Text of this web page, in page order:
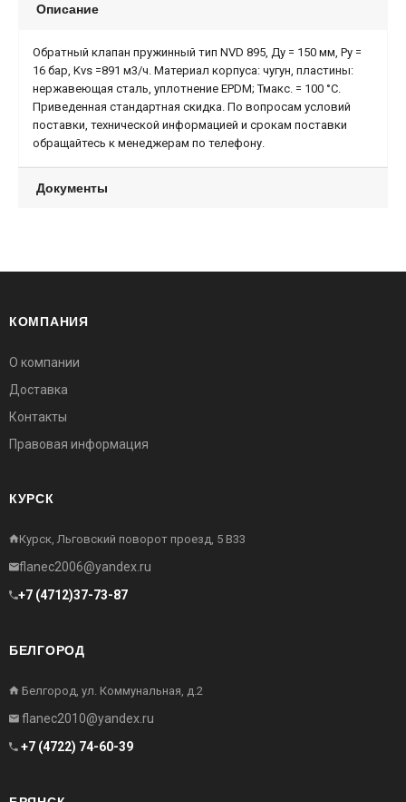
Описание
Обратный клапан пружинный тип NVD 895, Ду = 150 мм, Ру =
16 бар, Kvs =891 м3/ч. Материал корпуса: чугун, пластины:
нержавеющая сталь, уплотнение EPDM; Тмакс. = 100 °С.
Приведенная стандартная скидка. По вопросам условий
поставки, технической информацией и срокам поставки
обращайтесь к менеджерам по телефону.
Документы
КОМПАНИЯ
О компании
Доставка
Контакты
Правовая информация
КУРСК
Курск, Льговский поворот проезд, 5 В33
flanec2006@yandex.ru
+7 (4712)37-73-87
БЕЛГОРОД
Белгород, ул. Коммунальная, д.2
flanec2010@yandex.ru
+7 (4722) 74-60-39